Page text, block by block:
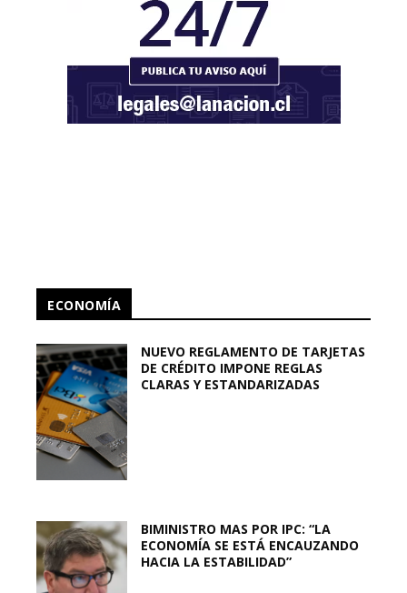
ECONOMÍA
NUEVO REGLAMENTO DE TARJETAS
DE CRÉDITO IMPONE REGLAS
CLARAS Y ESTANDARIZADAS
BIMINISTRO MAS POR IPC: “LA
ECONOMÍA SE ESTÁ ENCAUZANDO
HACIA LA ESTABILIDAD”